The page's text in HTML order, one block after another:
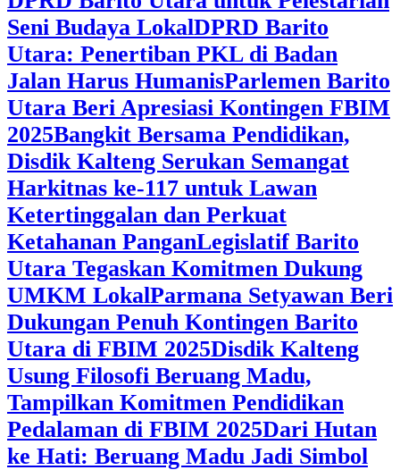
Seni Budaya LokalDPRD Barito
Utara: Penertiban PKL di Badan
Jalan Harus HumanisParlemen Barito
Utara Beri Apresiasi Kontingen FBIM
2025‎Bangkit Bersama Pendidikan,
Disdik Kalteng Serukan Semangat
Harkitnas ke-117 untuk Lawan
Ketertinggalan dan Perkuat
Ketahanan PanganLegislatif Barito
Utara Tegaskan Komitmen Dukung
UMKM LokalParmana Setyawan Beri
Dukungan Penuh Kontingen Barito
Utara di FBIM 2025Disdik Kalteng
Usung Filosofi Beruang Madu,
Tampilkan Komitmen Pendidikan
Pedalaman di FBIM 2025‎Dari Hutan
ke Hati: Beruang Madu Jadi Simbol